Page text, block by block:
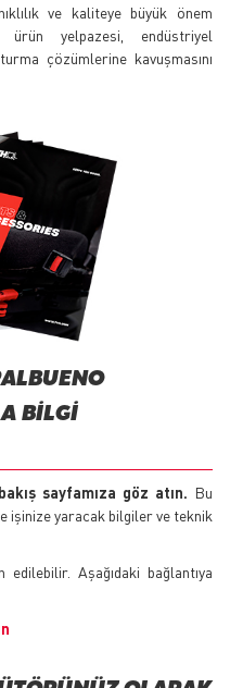
ve kaliteye büyük önem
yelpazesi, endüstriyel
çözümlerine kavuşmasını
BİLGİ
sayfamıza göz atın. Bu
işinize yaracak bilgiler ve teknik
Aşağıdaki bağlantıya